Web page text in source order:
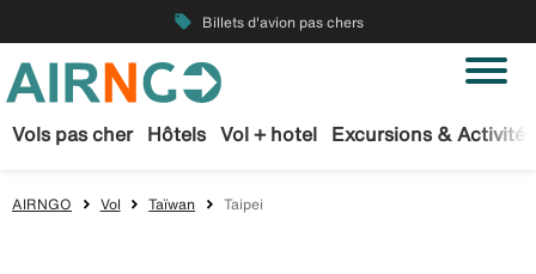
local_offer Billets d'avion pas chers
Vols pas cher Hôtels Vol + hotel Excursions & Activités
AIRNGO Vol Taïwan Taipei